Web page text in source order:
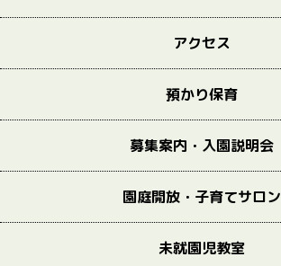
アクセス
預かり保育
募集案内・入園説明会
園庭開放・子育てサロン
未就園児教室